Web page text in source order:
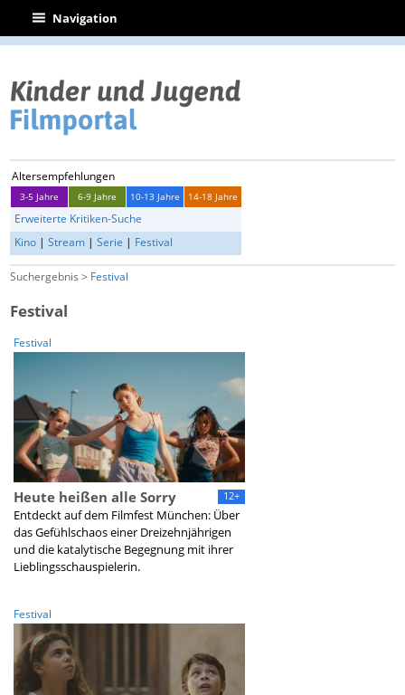
| Navigation
Altersempfehlungen
3-5 Jahre 6-9 Jahre 10-13 Jahre 14-18 Jahre
Erweiterte Kritiken-Suche
Kino |Stream |Serie | Festival
Suchergebnis > Festival
Festival
Festival
12+
Heute heißen alle Sorry
Entdeckt auf dem Filmfest München: Über
das Gefühlschaos einer Dreizehnjährigen
und die katalytische Begegnung mit ihrer
Lieblingsschauspielerin.
Festival